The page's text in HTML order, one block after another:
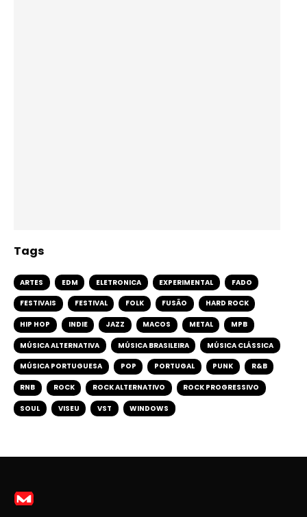
Tags
ARTES EDM ELETRONICA EXPERIMENTAL FADO
FESTIVAIS FESTIVAL FOLK FUSÃO HARD ROCK
HIP HOP INDIE JAZZ MACOS METAL MPB
MÚSICA ALTERNATIVA MÚSICA BRASILEIRA MÚSICA CLÁSSICA
MÚSICA PORTUGUESA POP PORTUGAL PUNK R&B
RNB ROCK ROCK ALTERNATIVO ROCK PROGRESSIVO
SOUL VISEU VST WINDOWS